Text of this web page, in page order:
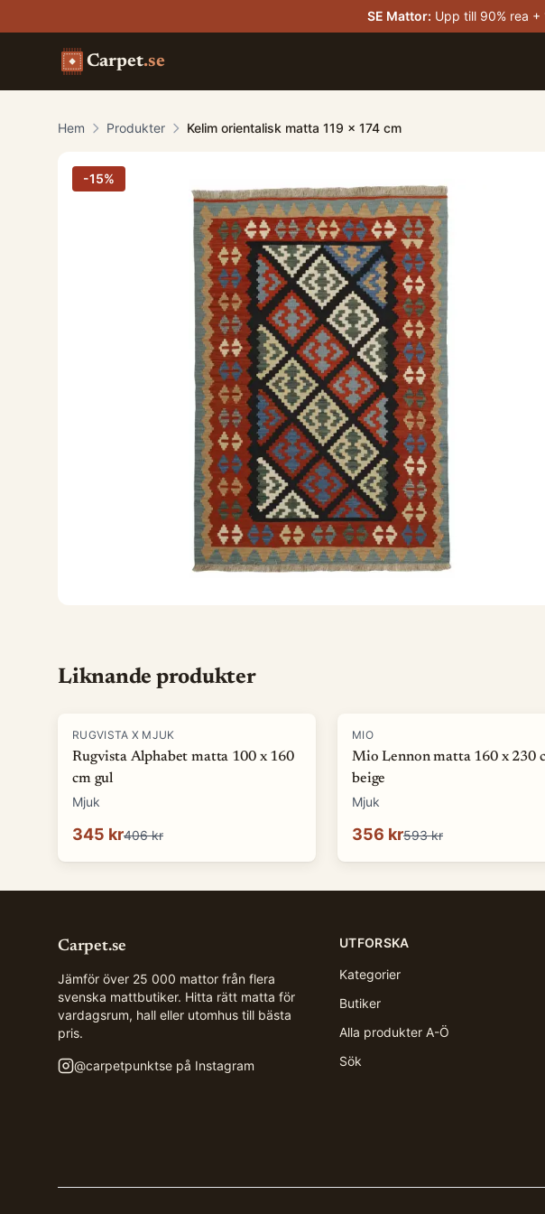
SE Mattor: Upp till 90% rea +
Carpet.se
Hem Produkter Kelim orientalisk matta 119 x 174 cm
-15%
Liknande produkter
-15%
RUGVISTA X MJUK
Rugvista Alphabet matta 100 x 160
cm gul
Mjuk
345 kr406 kr
-40%
MIO
Mio Lennon matta 160 x 230
beige
Mjuk
356 kr593 kr
Carpet.se
Jämför över 25 000 mattor från flera
svenska mattbutiker. Hitta rätt matta för
vardagsrum, hall eller utomhus till bästa
pris.
@carpetpunktse på Instagram
UTFORSKA
Kategorier
Butiker
Alla produkter A-Ö
Sök